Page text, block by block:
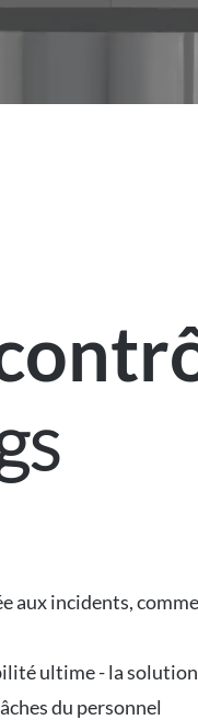
aux incidents,
ultime - la
du personnel